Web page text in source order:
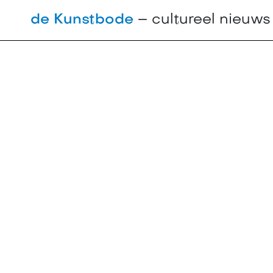
de Kunstbode – cultureel